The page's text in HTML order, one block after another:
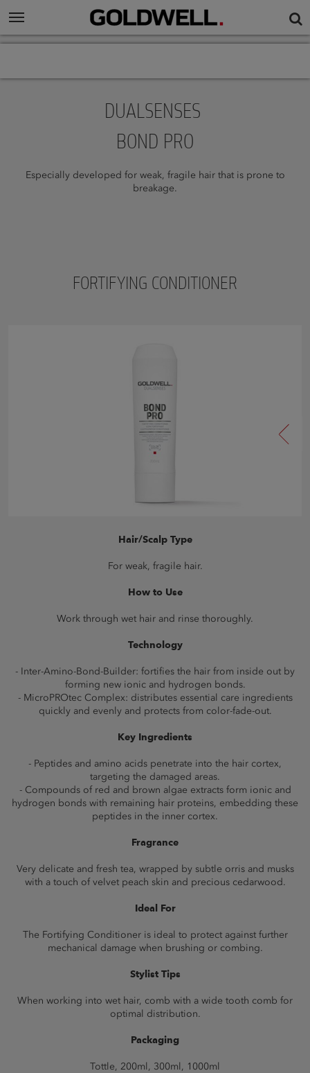
DUALSENSES
BOND PRO
Especially developed for weak, fragile hair that is prone to
breakage.
FORTIFYING CONDITIONER
Hair/Scalp Type
For weak, fragile hair.
How to Use
Work through wet hair and rinse thoroughly.
Technology
- Inter-Amino-Bond-Builder: fortifies the hair from inside out by
forming new ionic and hydrogen bonds.
- MicroPROtec Complex: distributes essential care ingredients
quickly and evenly and protects from color-fade-out.
Key Ingredients
- Peptides and amino acids penetrate into the hair cortex,
targeting the damaged areas.
- Compounds of red and brown algae extracts form ionic and
hydrogen bonds with remaining hair proteins, embedding these
peptides in the inner cortex.
Fragrance
Very delicate and fresh tea, wrapped by subtle orris and musks
with a touch of velvet peach skin and precious cedarwood.
Ideal For
The Fortifying Conditioner is ideal to protect against further
mechanical damage when brushing or combing.
Stylist Tips
When working into wet hair, comb with a wide tooth comb for
optimal distribution.
Packaging
Tottle, 200ml, 300ml, 1000ml